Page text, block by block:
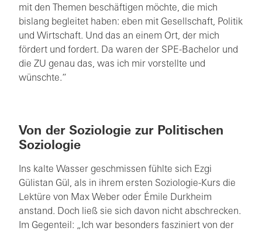
mit den Themen beschäftigen möchte, die mich
bislang begleitet haben: eben mit Gesellschaft, Politik
und Wirtschaft. Und das an einem Ort, der mich
fördert und fordert. Da waren der SPE-Bachelor und
die ZU genau das, was ich mir vorstellte und
wünschte.“
Von der Soziologie zur Politischen
Soziologie
Ins kalte Wasser geschmissen fühlte sich Ezgi
Gülistan Gül, als in ihrem ersten Soziologie-Kurs die
Lektüre von Max Weber oder Émile Durkheim
anstand. Doch ließ sie sich davon nicht abschrecken.
Im Gegenteil: „Ich war besonders fasziniert von der